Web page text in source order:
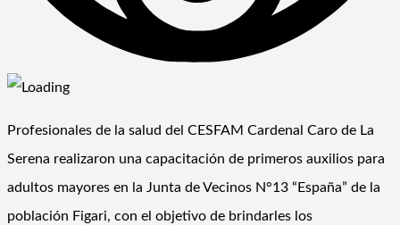
Profesionales de la salud del CESFAM Cardenal Caro de La
Serena realizaron una capacitación de primeros auxilios para
adultos mayores en la Junta de Vecinos N°13 “España” de la
población Figari, con el objetivo de brindarles los